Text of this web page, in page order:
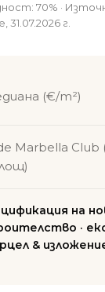
70% ·
г.
(€/m²)
Marbella Club
на
·
&